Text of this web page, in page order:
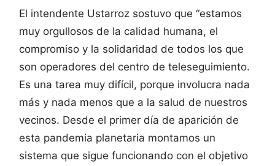
El intendente Ustarroz sostuvo que “estamos
muy orgullosos de la calidad humana, el
compromiso y la solidaridad de todos los que
son operadores del centro de teleseguimiento.
Es una tarea muy difícil, porque involucra nada
más y nada menos que a la salud de nuestros
vecinos. Desde el primer día de aparición de
esta pandemia planetaria montamos un
sistema que sigue funcionando con el objetivo